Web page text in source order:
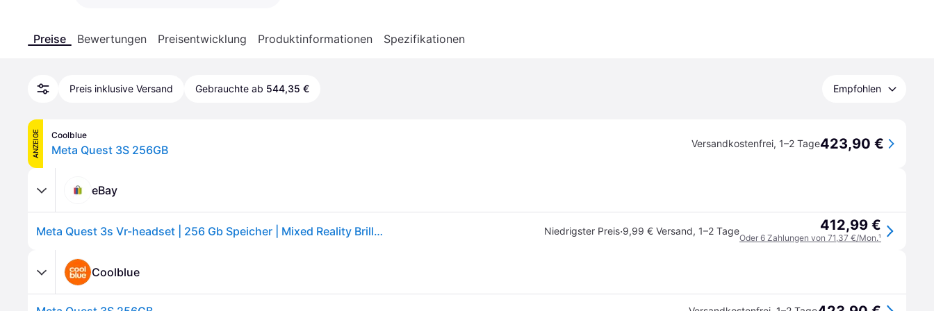
Preise Bewertungen Preisentwicklung Produktinformationen Spezifikationen
Preis inklusive Versand Gebrauchte ab 544,35 € Empfohlen
ANZEIGE Coolblue
Meta Quest 3S 256GB Versandkostenfrei, 1–2 Tage423,90 €
eBay
Meta Quest 3s Vr-headset | 256 Gb Speicher | Mixed Reality Brille | Weiß | Neu Niedrigster Preis·9,99 € Versand, 1–2 Tage 412,99 €
Oder 6 Zahlungen von 71,37 €/Mon.¹
Coolblue